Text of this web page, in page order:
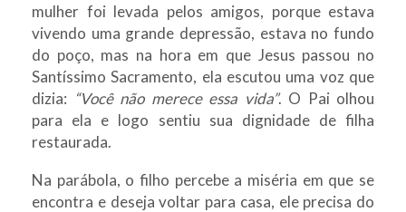
mulher foi levada pelos amigos, porque estava
vivendo uma grande depressão, estava no fundo
do poço, mas na hora em que Jesus passou no
Santíssimo Sacramento, ela escutou uma voz que
dizia: “Você não merece essa vida”. O Pai olhou
para ela e logo sentiu sua dignidade de filha
restaurada.
Na parábola, o filho percebe a miséria em que se
encontra e deseja voltar para casa, ele precisa do